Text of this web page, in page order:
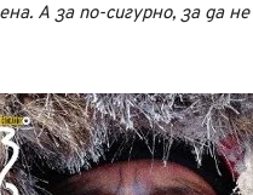
А за по-сигурно, за да